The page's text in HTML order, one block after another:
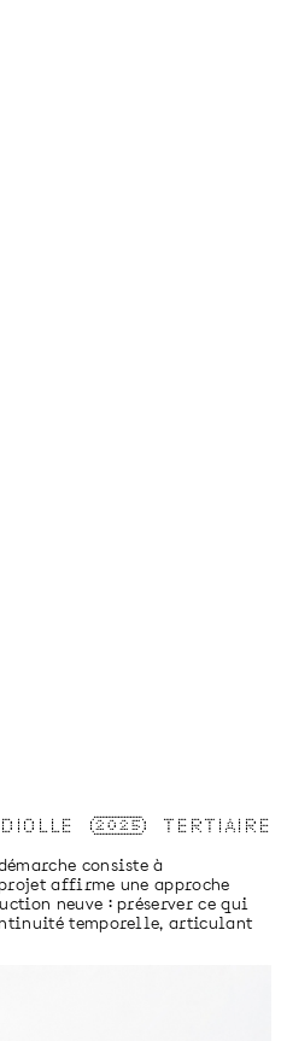
2025
TERTIAIRE
consiste à
affirme une approche
neuve : préserver ce qui
temporelle, articulant